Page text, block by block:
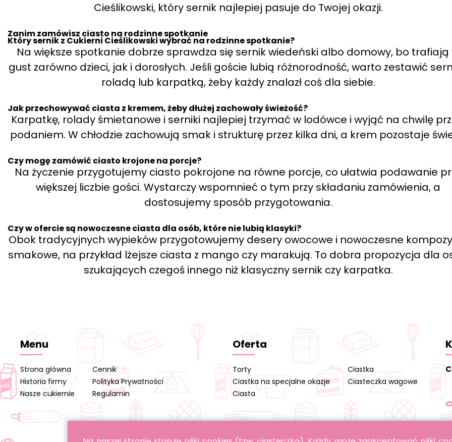
Cieślikowski, który sernik najlepiej pasuje do Twojej okazji.
Zanim zamówisz ciasto na rodzinne spotkanie
Który sernik z Cukierni Cieślikowski wybrać na rodzinne spotkanie?
Na większe spotkanie dobrze sprawdza się sernik wiedeński albo domowy, bo trafiają
gust zarówno dzieci, jak i dorosłych. Jeśli goście lubią różnorodność, warto zestawić
roladą lub karpatką, żeby każdy znalazł coś dla siebie.
Jak przechowywać ciasta z kremem, żeby dłużej zachowały świeżość?
Karpatkę, rolady śmietanowe i serniki najlepiej trzymać w lodówce i wyjąć na chwilę
podaniem. W chłodzie zachowują smak i strukturę przez kilka dni, a krem pozostaje
Czy mogę zamówić ciasto krojone na porcje?
Na życzenie przygotujemy ciasto pokrojone na równe porcje, co ułatwia podawanie
większej liczbie gości. Wystarczy wspomnieć o tym przy składaniu zamówienia, a
dostosujemy sposób przygotowania.
Czy w ofercie są nowoczesne ciasta dla osób, które nie lubią klasyki?
Obok tradycyjnych wypieków przygotowujemy desery owocowe i nowoczesne
smakowe, na przykład lżejsze ciasta z mango czy marakują. To dobra propozycja dla
szukających czegoś innego niż klasyczny sernik czy karpatka.
Menu
Strona główna
Historia firmy
Nasze cukiernie
Cennik
Polityka Prywatności
Regulamin
Oferta
Torty
Ciastka na specjalne okazje
Ciasta
Ciastka
Ciasteczka wagowe